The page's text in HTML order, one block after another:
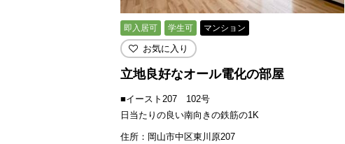
即入居可 学生可 マンション
お気に入り
立地良好なオール電化の部屋
■イースト207 102号
日当たりの良い南向きの鉄筋の1K
住所：岡山市中区東川原207